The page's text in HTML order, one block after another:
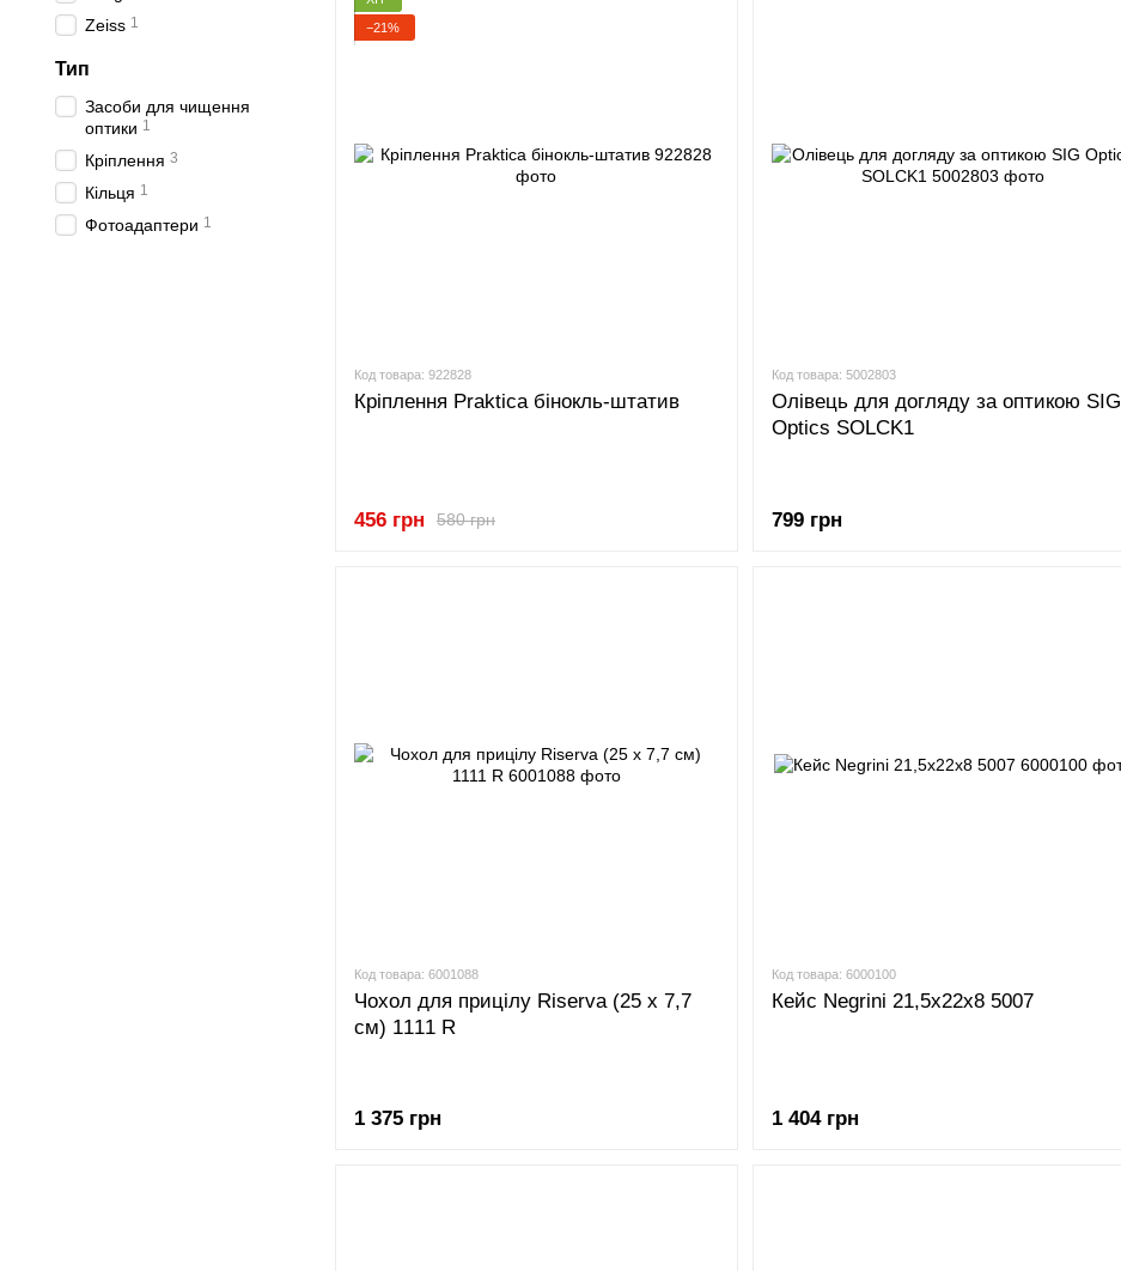
−21%
Код товара: 922828
Кріплення Praktica бінокль-штатив
580 грн
456 грн
Код товара: 5002803
Олівець для догляду за оптикою SIG
Optics SOLCK1
799 грн
Код товара: 6001088
Чохол для прицілу Riserva (25 x 7,7
см) 1111 R
1 375 грн
Код товара: 6000100
Кейс Negrini 21,5х22х8 5007
1 404 грн
Zeiss 1
Тип
Засоби для чищення
оптики 1
Кріплення 3
Кільця 1
Фотоадаптери 1